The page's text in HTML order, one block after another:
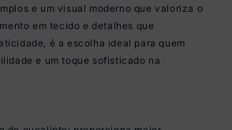
e um visual moderno que valoriza o
em tecido e detalhes que
é a escolha ideal para quem
e um toque sofisticado na